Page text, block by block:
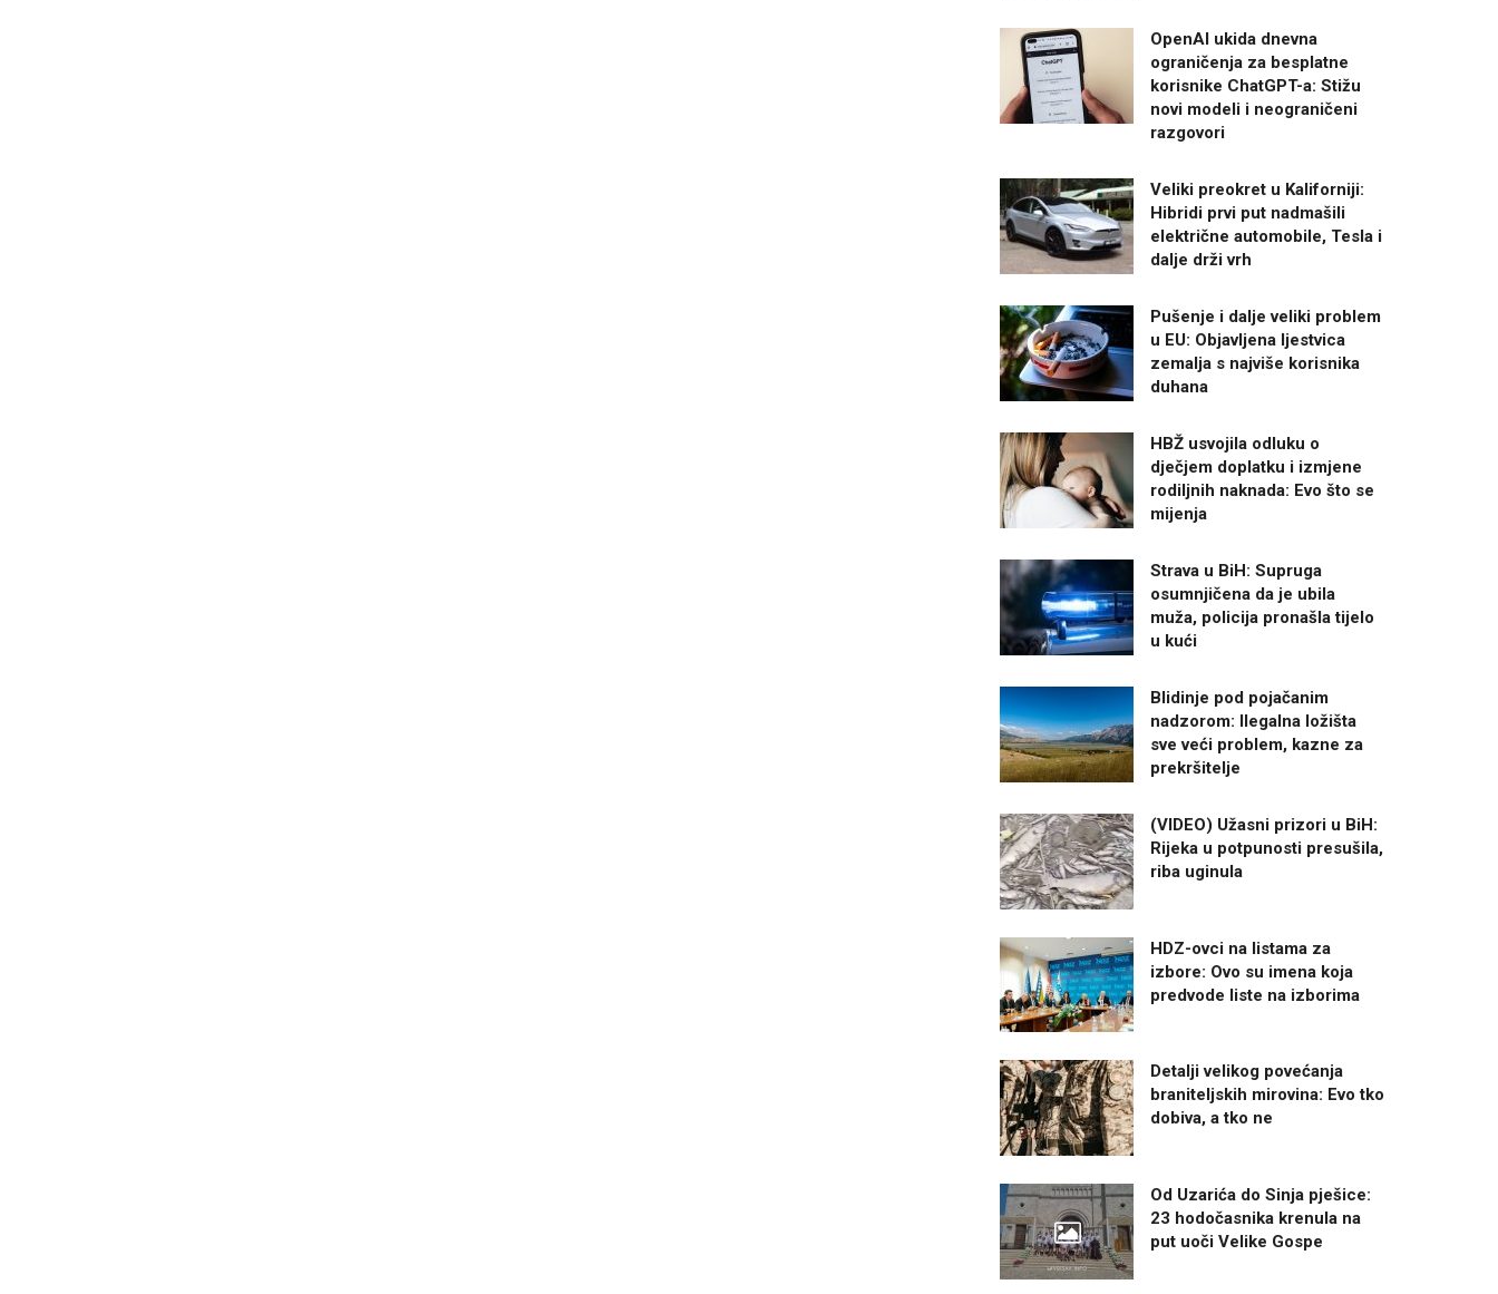
OpenAI ukida dnevna
ograničenja za besplatne
korisnike ChatGPT-a: Stižu
novi modeli i neograničeni
razgovori
Veliki preokret u Kaliforniji:
Hibridi prvi put nadmašili
električne automobile, Tesla i
dalje drži vrh
Pušenje i dalje veliki problem
u EU: Objavljena ljestvica
zemalja s najviše korisnika
duhana
HBŽ usvojila odluku o
dječjem doplatku i izmjene
rodiljnih naknada: Evo što se
mijenja
Strava u BiH: Supruga
osumnjičena da je ubila
muža, policija pronašla tijelo
u kući
Blidinje pod pojačanim
nadzorom: Ilegalna ložišta
sve veći problem, kazne za
prekršitelje
(VIDEO) Užasni prizori u BiH:
Rijeka u potpunosti presušila,
riba uginula
HDZ-ovci na listama za
izbore: Ovo su imena koja
predvode liste na izborima
Detalji velikog povećanja
braniteljskih mirovina: Evo tko
dobiva, a tko ne
Od Uzarića do Sinja pješice:
23 hodočasnika krenula na
put uoči Velike Gospe